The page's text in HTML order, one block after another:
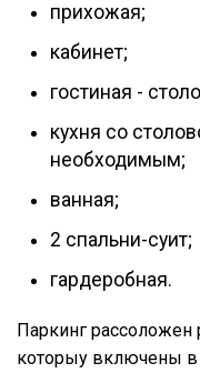
прихожая;
кабинет;
гостиная -
кухня со
необходимым;
ванная;
2 спальни-суит;
гардеробная.
Паркинг
которыу включены в